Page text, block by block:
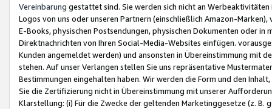
Vereinbarung gestattet sind. Sie werden sich nicht an
Logos von uns oder unseren Partnern (einschließlich Amazon-
E-Books, physischen Postsendungen, physischen Dokumenten oder in
Direktnachrichten von Ihren Social-Media-Websites einfügen.
Kunden angemeldet werden) und ansonsten in Übereinstimmung mit
stehen. Auf unser Verlangen stellen Sie uns repräsentative
Bestimmungen eingehalten haben. Wir werden die Form und den
Sie die Zertifizierung nicht in Übereinstimmung mit unserer
Klarstellung: (i) Für die Zwecke der geltenden Marketinggesetze (z. B.